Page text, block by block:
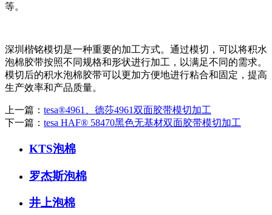
等。
深圳楷铭模切是一种重要的加工方式。通过模切，可以将积水
泡棉胶带按照不同规格和形状进行加工，以满足不同的需求。
模切后的积水泡棉胶带可以更加方便地进行粘合和固定，提高
生产效率和产品质量。
上一篇： tesa®4961、德莎4961双面胶带模切加工
下一篇： tesa HAF® 58470黑色无基材双面胶带模切加工
KTS泡棉
罗杰斯泡棉
井上泡棉